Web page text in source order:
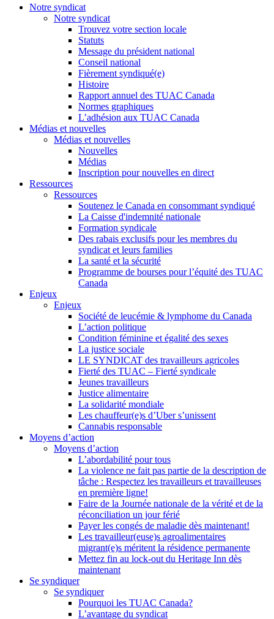
Notre syndicat
Notre syndicat
Trouvez votre section locale
Statuts
Message du président national
Conseil national
Fièrement syndiqué(e)
Histoire
Rapport annuel des TUAC Canada
Normes graphiques
L’adhésion aux TUAC Canada
Médias et nouvelles
Médias et nouvelles
Nouvelles
Médias
Inscription pour nouvelles en direct
Ressources
Ressources
Soutenez le Canada en consommant syndiqué
La Caisse d'indemnité nationale
Formation syndicale
Des rabais exclusifs pour les membres du
syndicat et leurs families
La santé et la sécurité
Programme de bourses pour l’équité des TUAC
Canada
Enjeux
Enjeux
Société de leucémie & lymphome du Canada
L’action politique
Condition féminine et égalité des sexes
La justice sociale
LE SYNDICAT des travailleurs agricoles
Fierté des TUAC – Fierté syndicale
Jeunes travailleurs
Justice alimentaire
La solidarité mondiale
Les chauffeur(e)s d’Uber s’unissent
Cannabis responsable
Moyens d’action
Moyens d’action
L’abordabilité pour tous
La violence ne fait pas partie de la description de
tâche : Respectez les travailleurs et travailleuses
en première ligne!
Faire de la Journée nationale de la vérité et de la
réconciliation un jour férié
Payer les congés de maladie dès maintenant!
Les travailleur(euse)s agroalimentaires
migrant(e)s méritent la résidence permanente
Mettez fin au lock-out du Heritage Inn dès
maintenant
Se syndiquer
Se syndiquer
Pourquoi les TUAC Canada?
L’avantage du syndicat